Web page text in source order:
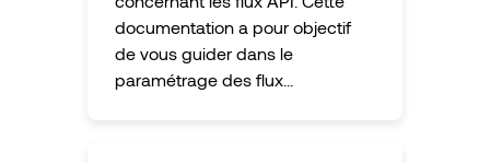
documentation a pour objectif
de vous guider dans le
paramétrage des flux...